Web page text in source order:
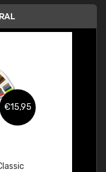
€15,95